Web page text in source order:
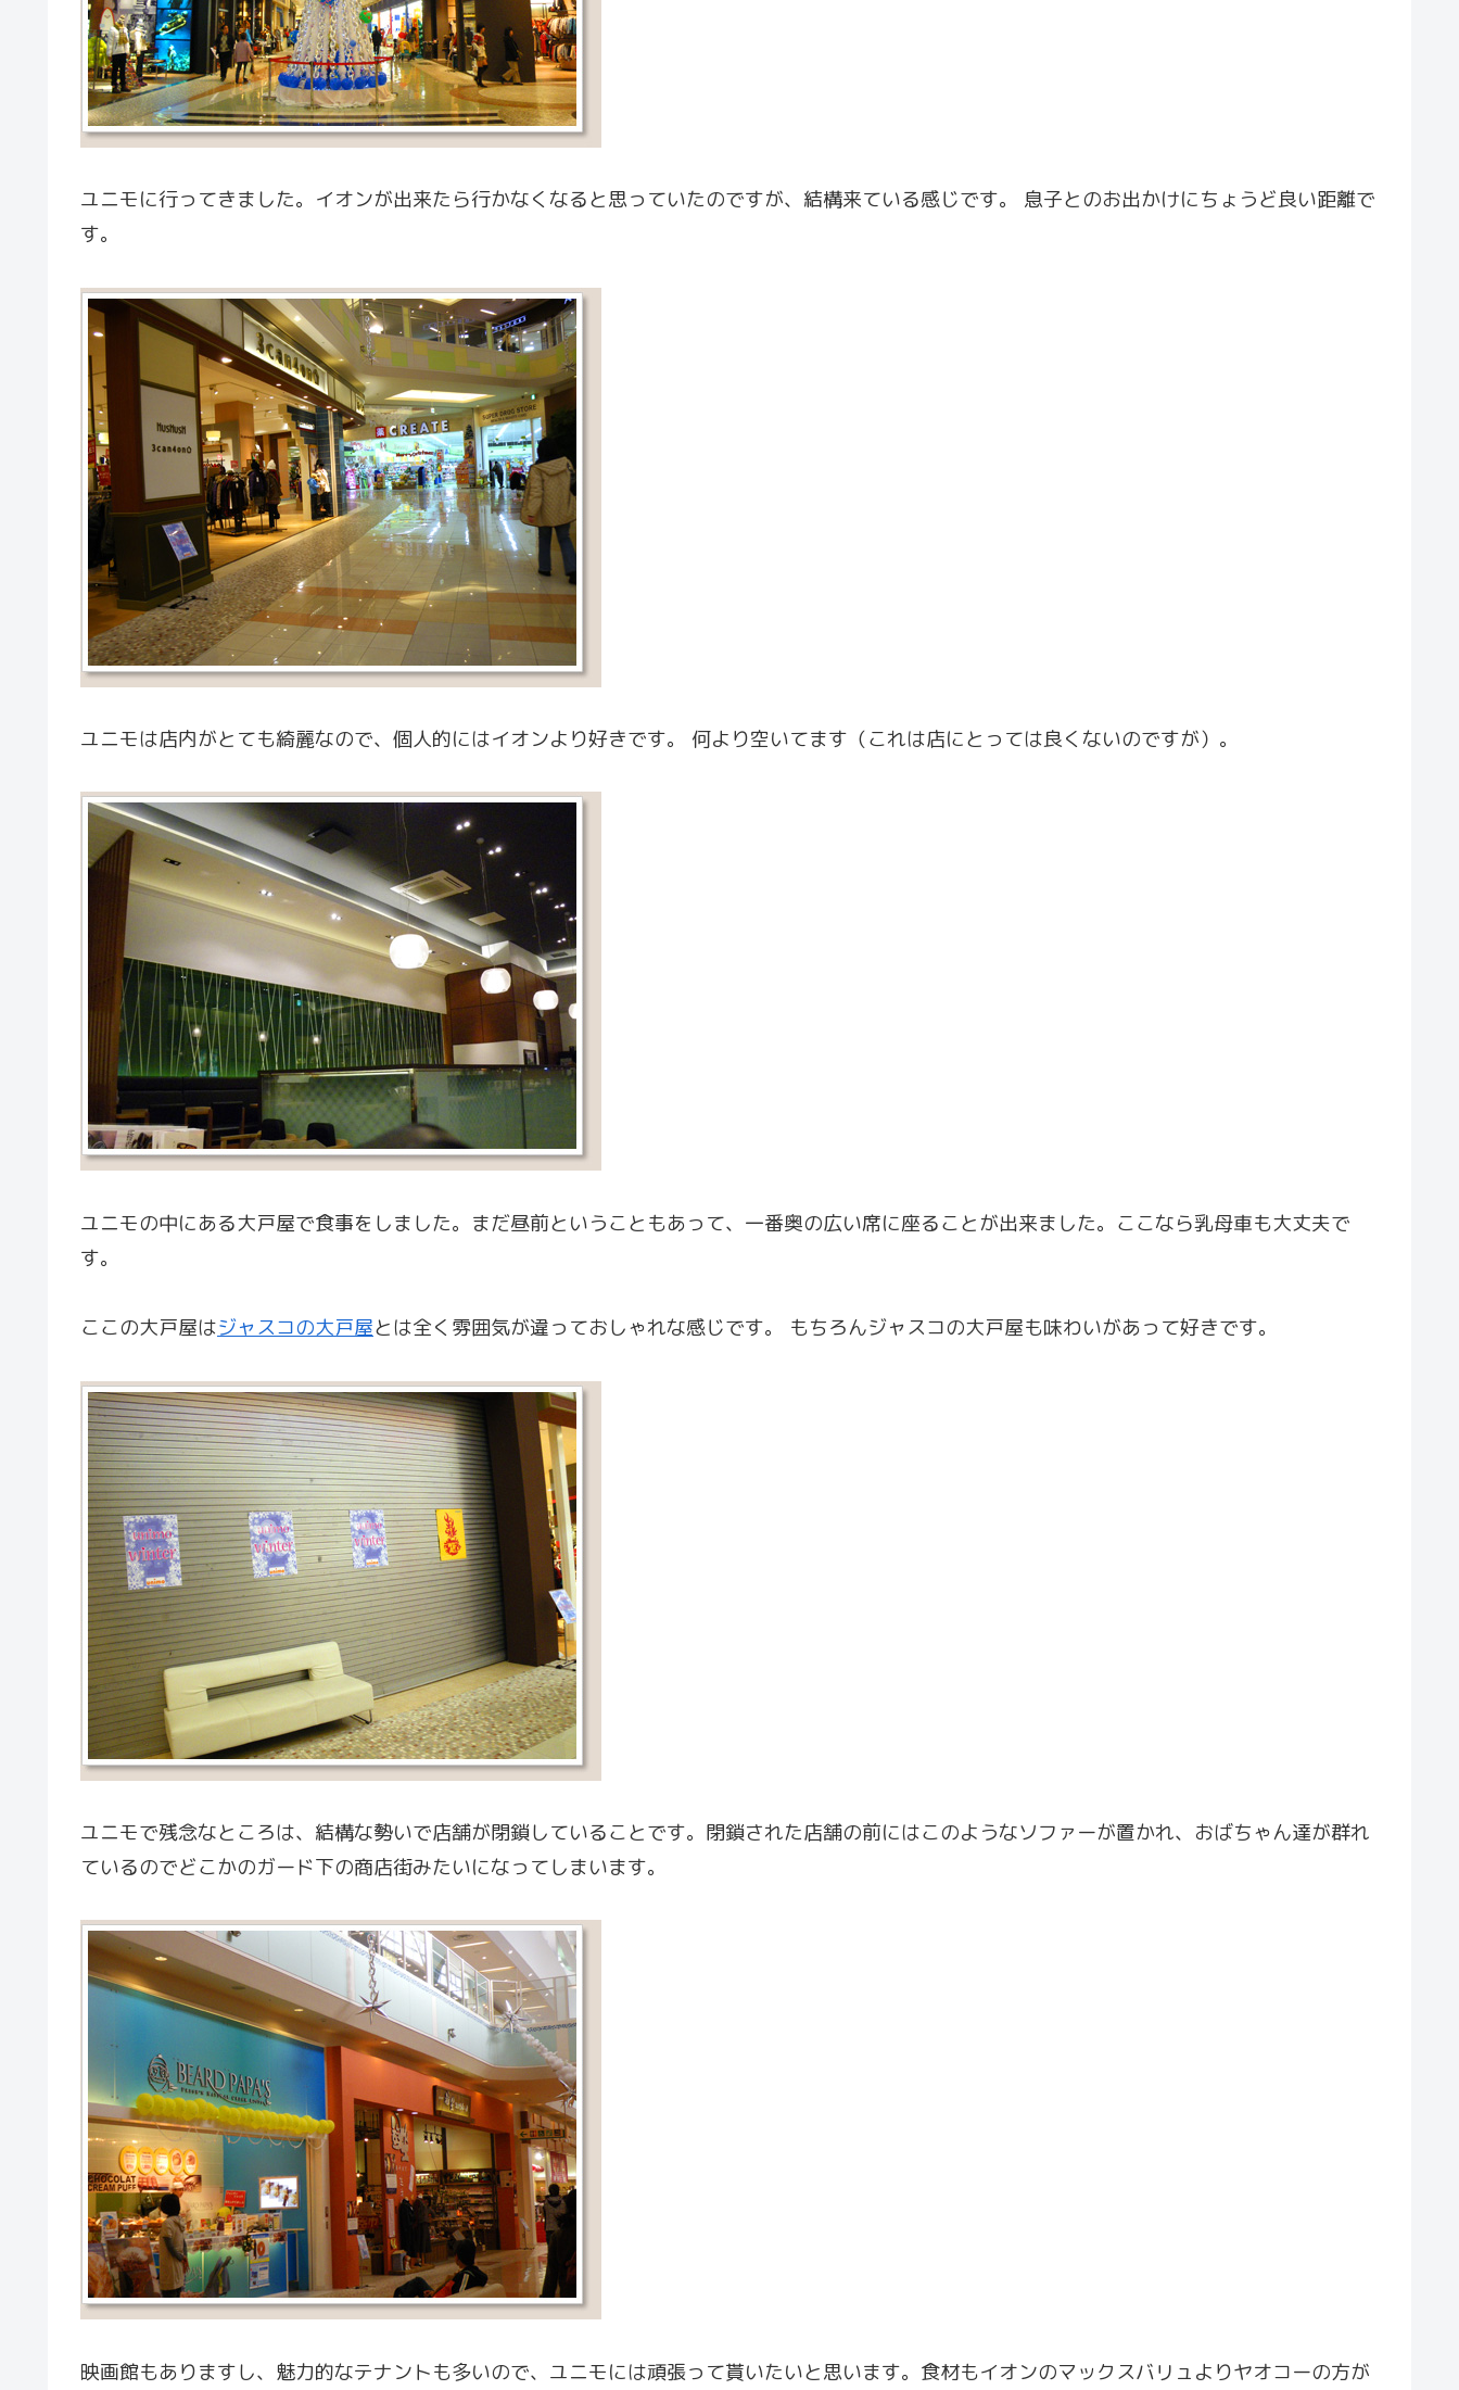
ユニモに行ってきました。イオンが出来たら行かなくなると思っていたのですが、結構来ている感じです。 息子とのお出かけにちょうど良い距離で
す。
ユニモは店内がとても綺麗なので、個人的にはイオンより好きです。 何より空いてます（これは店にとっては良くないのですが）。
ユニモの中にある大戸屋で食事をしました。まだ昼前ということもあって、一番奥の広い席に座ることが出来ました。ここなら乳母車も大丈夫で
す。
ここの大戸屋はジャスコの大戸屋とは全く雰囲気が違っておしゃれな感じです。 もちろんジャスコの大戸屋も味わいがあって好きです。
ユニモで残念なところは、結構な勢いで店舗が閉鎖していることです。閉鎖された店舗の前にはこのようなソファーが置かれ、おばちゃん達が群れ
ているのでどこかのガード下の商店街みたいになってしまいます。
映画館もありますし、魅力的なテナントも多いので、ユニモには頑張って貰いたいと思います。食材もイオンのマックスバリュよりヤオコーの方が